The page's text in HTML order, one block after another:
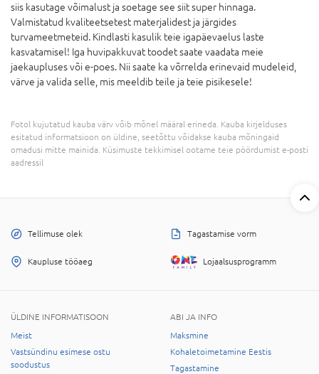
siis kasutage võimalust ja soetage see siit super hinnaga.
Valmistatud kvaliteetsetest materjalidest ja järgides
turvameetmeteid. Kindlasti kasulik teie igapäevaelus laste
kasvatamisel! Iga huvipakkuvat toodet saate vaadata meie
jaekaupluses või e-poes. Nii saate ka võrrelda erinevaid mudeleid,
värve ja valida selle, mis meeldib teile ja teie pisikesele!
Fotol kujutatud kauba värv võib mõnel määral erineda. Kauba kirjelduses
esitatud informatsioon on üldine, seetõttu võidakse kauba mõningaid
omadusi mitte mainida. Küsimuste tekkimisel ootame teie pöördumist e-posti
aadressil
Tellimuse olek Tagastamise vorm
Kaupluse tööaeg Lojaalsusprogramm
ÜLDINE INFORMATISOON
Meist
Vastsündinu esimese ostu
soodustus
ABI JA INFO
Maksmine
Kohaletoimetamine Eestis
Tagastamine